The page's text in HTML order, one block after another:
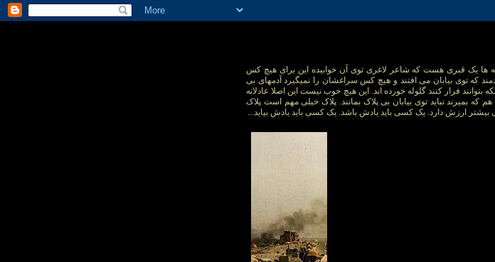
ها یک قبری هست که شاعر لاغری توی آن خوابیده این برای هیچ کس
که توی بیابان می افتند و هیچ کس سراغشان را نمیگیرد آدمهای بی
بتوانند فرار کنند گلوله خورده اند. این هیچ خوب نیست این اصلا عادلانه
که بمیرند نباید توی بیابان بی پلاک بمانند. پلاک خیلی مهم است پلاک
بیشتر ارزش دارد. یک کسی باید یادش باشد. یک کسی باید یادش بیاید...